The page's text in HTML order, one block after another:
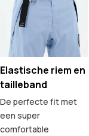
Elastische riem en
tailleband
De perfecte fit met
een super
comfortable